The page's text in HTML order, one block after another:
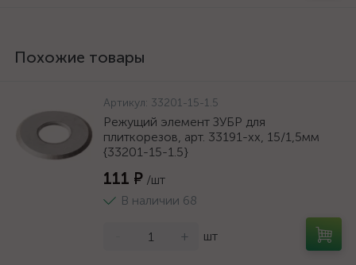
Похожие товары
Артикул: 33201-15-1.5
Режущий элемент ЗУБР для
плиткорезов, арт. 33191-хх, 15/1,5мм
{33201-15-1.5}
111 ₽ /шт
В наличии 68
+ шт